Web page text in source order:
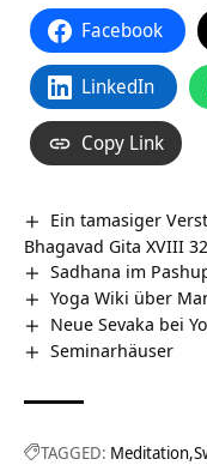
Facebook
LinkedIn
Copy Link
Ein tamasiger
Bhagavad Gita XVIII 32
Sadhana im
Yoga Wiki über
Neue Sevaka bei
Seminarhäuser
TAGGED: Meditation